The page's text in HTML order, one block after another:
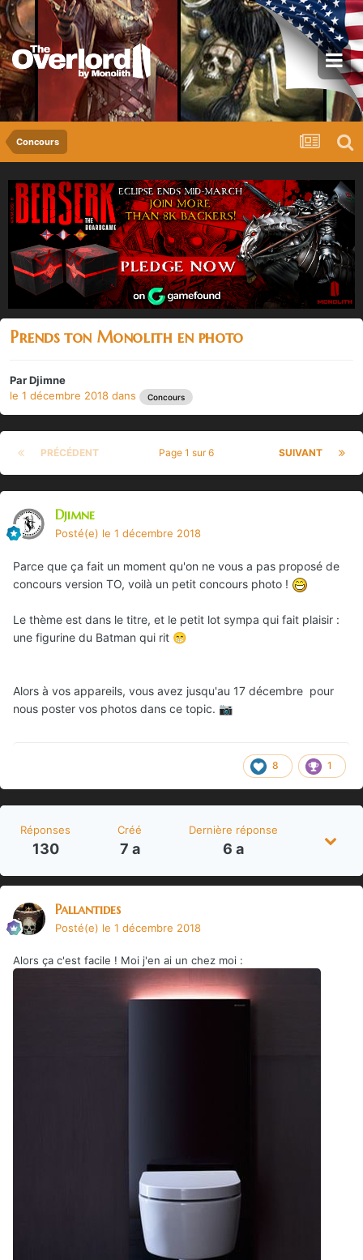
Concours
Prends ton Monolith en photo
ParDjimne
le 1 décembre 2018 dans Concours
PRÉCÉDENT SUIVANT
Page 1 sur 6
Djimne
Posté(e) le 1 décembre 2018
Parce que ça fait un moment qu'on ne vous a pas proposé de
concours version TO, voilà un petit concours photo !
Le thème est dans le titre, et le petit lot sympa qui fait plaisir :
une figurine du Batman qui rit 😁
Alors à vos appareils, vous avez jusqu'au 17 décembre pour
nous poster vos photos dans ce topic. 📷
8 1
Réponses
130
Créé
7 a
Dernière réponse
6 a
Pallantides
Posté(e) le 1 décembre 2018
Alors ça c'est facile ! Moi j'en ai un chez moi :